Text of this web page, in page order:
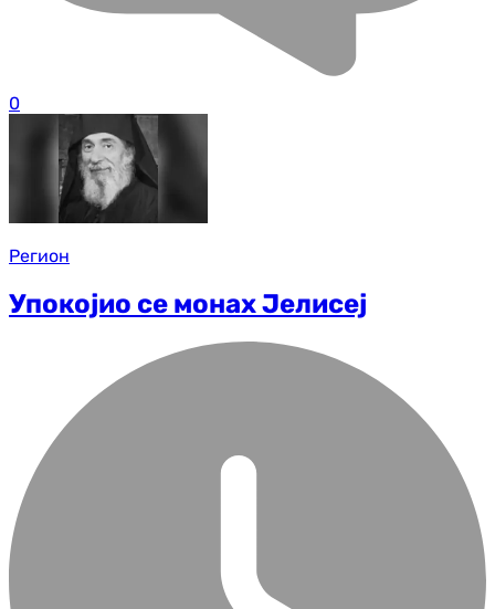
0
Регион
Упокојио се монах Јелисеј